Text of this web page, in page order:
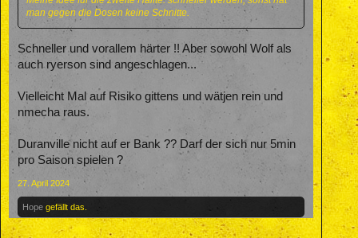
man gegen die Dosen keine Schnitte.
Schneller und vorallem härter !! Aber sowohl Wolf als
auch ryerson sind angeschlagen...
Vielleicht Mal auf Risiko gittens und wätjen rein und
nmecha raus.
Duranville nicht auf er Bank ?? Darf der sich nur 5min
pro Saison spielen ?
27. April 2024
Hope gefällt das.